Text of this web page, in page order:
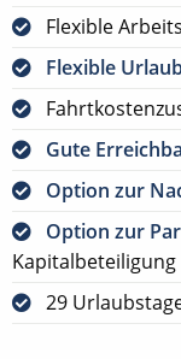
Flexible
Flexible
Gute
Option zur
Option zur
Kapitalbeteiligung
29